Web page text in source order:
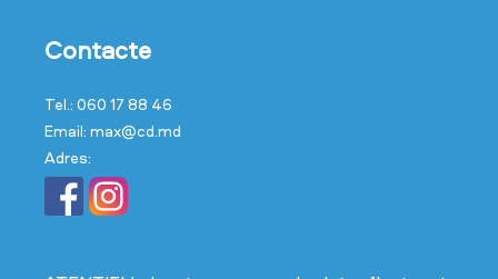
Contacte
Tel.: 060 17 88 46
Email: max@cd.md
Adres: